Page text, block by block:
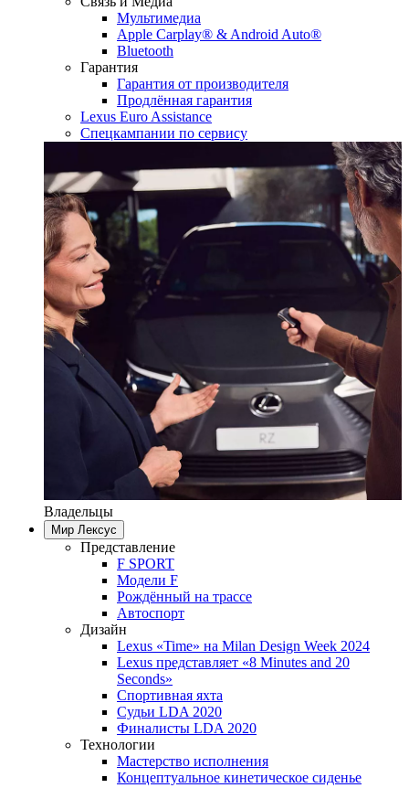
Мультимедиа
Apple Carplay® & Android Auto®
Bluetooth
Гарантия
Гарантия от производителя
Продлённая гарантия
Lexus Euro Assistance
Спецкампании по сервису
Владельцы
Мир Лексус
Представление
F SPORT
Модели F
Рождённый на трассе
Автоспорт
Дизайн
Lexus «Time» на Milan Design Week 2024
Lexus представляет «8 Minutes and 20
Seconds»
Спортивная яхта
Судьи LDA 2020
Финалисты LDA 2020
Технологии
Мастерство исполнения
Концептуальное кинетическое сиденье